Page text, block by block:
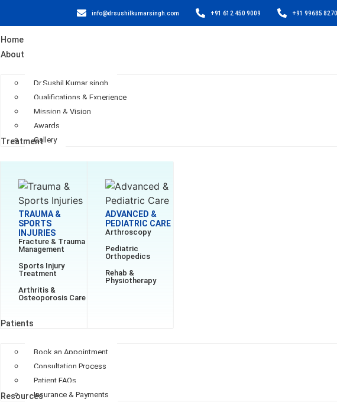
info@drsushilkumarsingh.com +91 612 450 9009 +91 99685
Home
About
Dr.Sushil Kumar singh
Qualifications & Experience
Mission & Vision
Awards
Gallery
Treatment
TRAUMA &
SPORTS
INJURIES
Fracture & Trauma
Management
Sports Injury
Treatment
Arthritis &
Osteoporosis Care
ADVANCED &
PEDIATRIC CARE
Arthroscopy
Pediatric
Orthopedics
Rehab &
Physiotherapy
Patients
Book an Appointment
Consultation Process
Patient FAQs
Insurance & Payments
Resources